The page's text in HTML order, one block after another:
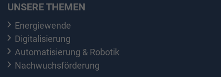
UNSERE THEMEN
Energiewende
Digitalisierung
Automatisierung & Robotik
Nachwuchsförderung